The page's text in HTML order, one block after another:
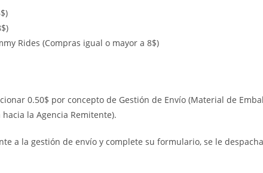
Rides (Compras igual o mayor a 8$)
0.50$ por concepto de Gestión de Envío (Material de
la Agencia Remitente).
a la gestión de envío y complete su formulario, se le